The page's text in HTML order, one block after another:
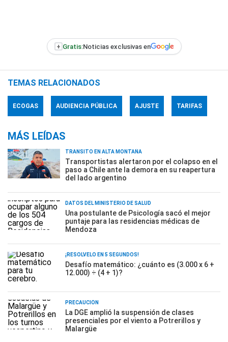
+ Gratis:Noticias exclusivas en
TEMAS RELACIONADOS
ECOGAS AUDIENCIA PÚBLICA AJUSTE TARIFAS
MÁS LEÍDAS
TRÁNSITO EN ALTA MONTAÑA
Transportistas alertaron por el colapso en el
paso a Chile ante la demora en su reapertura
del lado argentino
DATOS DEL MINISTERIO DE SALUD
Una postulante de Psicología sacó el mejor
puntaje para las residencias médicas de
Mendoza
¡RESOLVELO EN 5 SEGUNDOS!
Desafío matemático: ¿cuánto es (3.000 x 6 +
12.000) ÷ (4 + 1)?
PRECAUCIÓN
La DGE amplió la suspensión de clases
presenciales por el viento a Potrerillos y
Malargüe